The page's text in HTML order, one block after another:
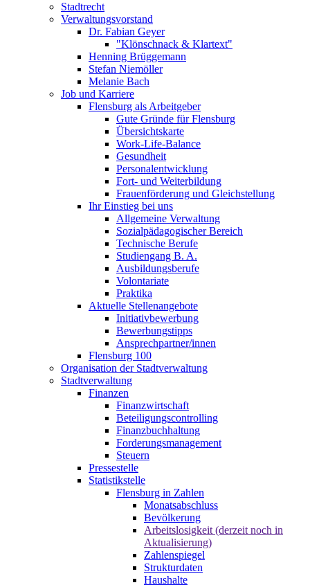
Stadtrecht
Verwaltungsvorstand
Dr. Fabian Geyer
"Klönschnack & Klartext"
Henning Brüggemann
Stefan Niemöller
Melanie Bach
Job und Karriere
Flensburg als Arbeitgeber
Gute Gründe für Flensburg
Übersichtskarte
Work-Life-Balance
Gesundheit
Personalentwicklung
Fort- und Weiterbildung
Frauenförderung und Gleichstellung
Ihr Einstieg bei uns
Allgemeine Verwaltung
Sozialpädagogischer Bereich
Technische Berufe
Studiengang B. A.
Ausbildungsberufe
Volontariate
Praktika
Aktuelle Stellenangebote
Initiativbewerbung
Bewerbungstipps
Ansprechpartner/innen
Flensburg 100
Organisation der Stadtverwaltung
Stadtverwaltung
Finanzen
Finanzwirtschaft
Beteiligungscontrolling
Finanzbuchhaltung
Forderungsmanagement
Steuern
Pressestelle
Statistikstelle
Flensburg in Zahlen
Monatsabschluss
Bevölkerung
Arbeitslosigkeit (derzeit noch in
Aktualisierung)
Zahlenspiegel
Strukturdaten
Haushalte